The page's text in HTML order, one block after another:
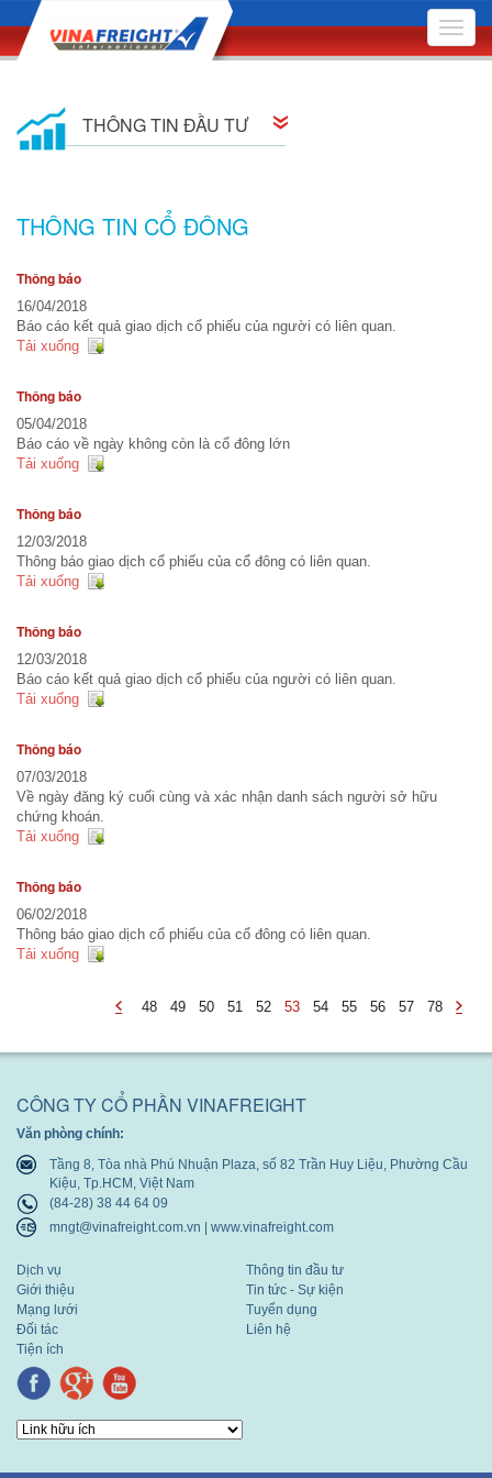
Toggle
THÔNG TIN ĐẦU TƯ
Quyết định Hội đồng Quản trị
Báo cáo quản trị công ty
Bản cáo bạch
Báo cáo tài chính
Báo cáo thường niên
THÔNG TIN CỔ ĐÔNG
Thông báo
16/04/2018
Báo cáo kết quả giao dịch cổ phiếu của người có liên quan.
Tải xuống
Thông báo
05/04/2018
Báo cáo về ngày không còn là cổ đông lớn
Tải xuống
Thông báo
12/03/2018
Thông báo giao dịch cổ phiếu của cổ đông có liên quan.
Tải xuống
Thông báo
12/03/2018
Báo cáo kết quả giao dịch cổ phiếu của người có liên quan.
Tải xuống
Thông báo
07/03/2018
Về ngày đăng ký cuối cùng và xác nhận danh sách người sở hữu
chứng khoán.
Tải xuống
Thông báo
06/02/2018
Thông báo giao dịch cổ phiếu của cổ đông có liên quan.
Tải xuống
48 49 50 51 52 53 54 55 56 57
78
CÔNG TY CỔ PHẦN VINAFREIGHT
Văn phòng chính:
Tầng 8, Tòa nhà Phú Nhuận Plaza, số 82 Trần Huy Liệu, Phường Cầu
Kiệu, Tp.HCM, Việt Nam
(84-28) 38 44 64 09
mngt@vinafreight.com.vn | www.vinafreight.com
Dịch vụ
Giới thiệu
Mạng lưới
Đối tác
Tiện ích
Thông tin đầu tư
Tin tức - Sự kiện
Tuyển dụng
Liên hệ